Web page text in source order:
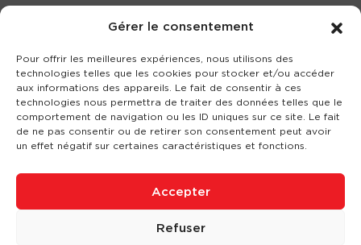
Gérer le consentement
Pour offrir les meilleures expériences, nous utilisons des
technologies telles que les cookies pour stocker et/ou accéder
aux informations des appareils. Le fait de consentir à ces
technologies nous permettra de traiter des données telles que le
comportement de navigation ou les ID uniques sur ce site. Le fait
de ne pas consentir ou de retirer son consentement peut avoir
un effet négatif sur certaines caractéristiques et fonctions.
Accepter
Refuser